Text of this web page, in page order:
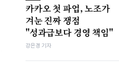
카카오 첫 파업, 노조가
겨눈 진짜 쟁점
"성과급보다 경영 책임"
강은경 기자